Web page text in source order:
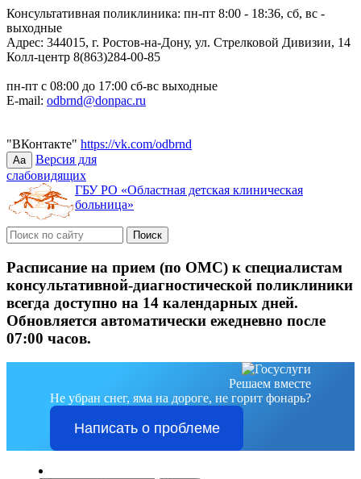
Консультативная поликлиника: пн-пт 8:00 - 18:36, сб, вс -
выходные
Адрес: 344015, г. Ростов-на-Дону, ул. Стрелковой Дивизии, 14
Колл-центр 8(863)284-00-85
пн-пт с 08:00 до 17:00 сб-вс выходные
E-mail: odbrnd@donpac.ru
"ВКонтакте" https://vk.com/odbrnd
Aa
Версия для
слабовидящих
ГБУ РО «Областная детская клиническая
больница»
Расписание на прием (по ОМС) к специалистам
консультативной-диагностической поликлиники
всегда доступно на 14 календарных дней.
Обновляется автоматически ежедневно после
07:00 часов.
Решаем вместе
Не убран снег, яма на дороге, не горит фонарь?
Написать о проблеме